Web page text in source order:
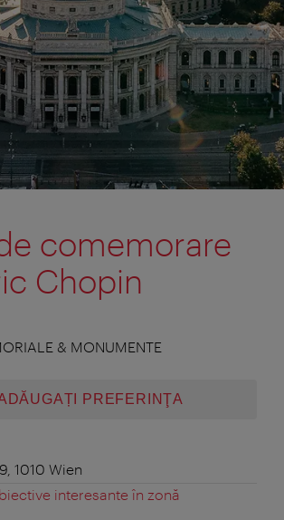
comemorare
Chopin
& MONUMENTE
PREFERINŢA
1010 Wien
interesante în zonă